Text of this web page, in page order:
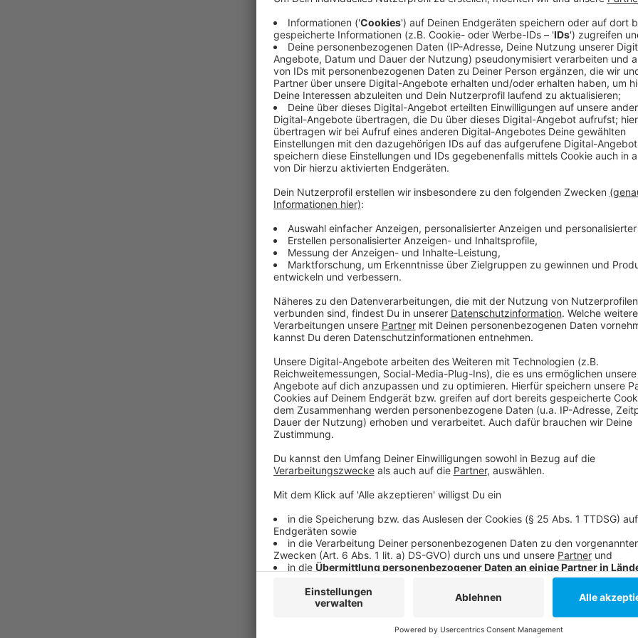
Anzeige
Dazu gehört auch, dass wir früh am Flughafen
Anzeige
Anzeige
Das Problem sei, dass das Wort "rechtzeitig"
Wir sollten aber auf jeden Fall auf die
Reiseveranstalters achten.
Anzeige
Weitere Infos und Links zum Thema:
ADAC-Tipps vor dem Abflug in die Sommerferien
Düsseldorfer Flughafen mit Tipps zum
Airlines am Düsseldorfer Flughafen
Wer mit dem Auto in den Urlaub fährt, sollte DAS
Weitere Tipps vom ADAC dazu